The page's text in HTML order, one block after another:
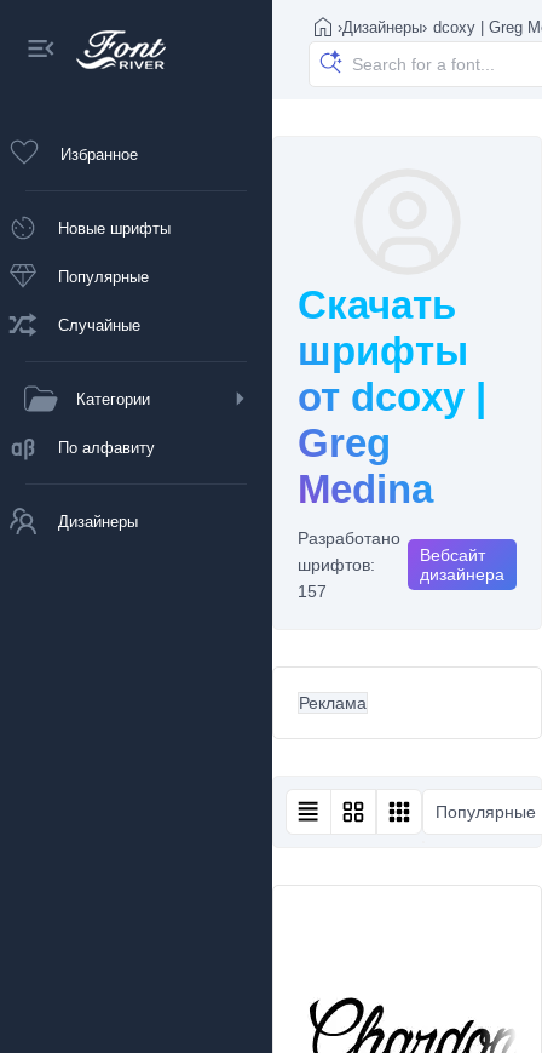
Избранное
Новые шрифты
Популярные
Случайные
Категории
По алфавиту
Дизайнеры
›Дизайнеры› dcoxy | Greg
Скачать
шрифты
от dcoxy |
Greg
Medina
Разработано
шрифтов:
157
Вебсайт
дизайнера
Реклама
Популярные